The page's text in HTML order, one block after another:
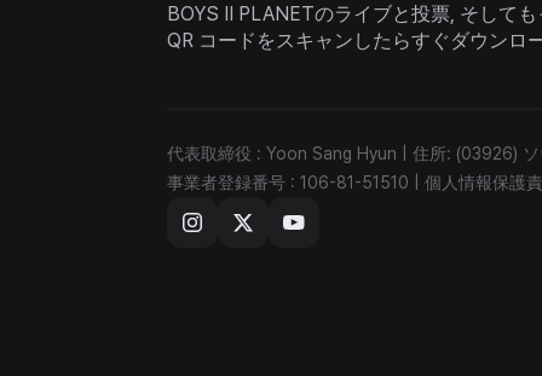
BOYS II PLANETのライブと投票, そして
QR コードをスキャンしたらすぐダウンロ
代表取締役 : Yoon Sang Hyun
住所: (03926)
事業者登録番号 : 106-81-51510
個人情報保護